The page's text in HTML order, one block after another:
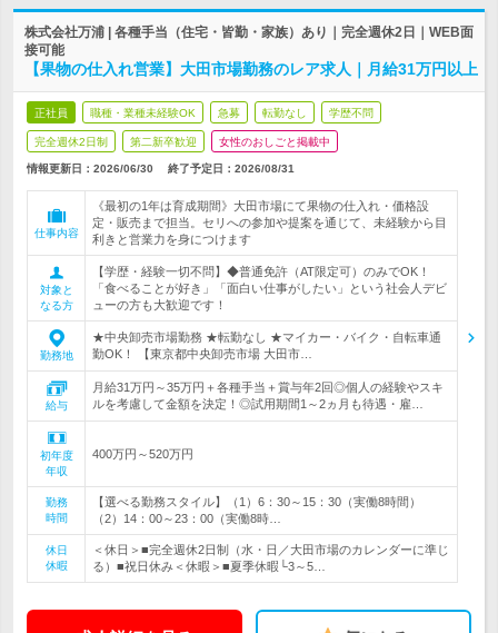
株式会社万浦 | 各種手当（住宅・皆勤・家族）あり｜完全週休2日｜WEB面
接可能
【果物の仕入れ営業】大田市場勤務のレア求人｜月給31万円以上
正社員 職種・業種未経験OK 急募 転勤なし 学歴不問
完全週休2日制 第二新卒歓迎 女性のおしごと掲載中
情報更新日：2026/06/30 終了予定日： 2026/08/31
仕事内容
《最初の1年は育成期間》大田市場にて果物の仕入れ・価格設
定・販売まで担当。セリへの参加や提案を通じて、未経験から目
利きと営業力を身につけます
対象と
なる方
【学歴・経験一切不問】◆普通免許（AT限定可）のみでOK！
「食べることが好き」「面白い仕事がしたい」という社会人デビ
ューの方も大歓迎です！
勤務地
★中央卸売市場勤務 ★転勤なし ★マイカー・バイク・自転車通
勤OK！ 【東京都中央卸売市場 大田市…
給与
月給31万円～35万円＋各種手当＋賞与年2回◎個人の経験やスキ
ルを考慮して金額を決定！◎試用期間1～2ヵ月も待遇・雇…
初年度
年収
400万円～520万円
勤務
時間
【選べる勤務スタイル】（1）6：30～15：30（実働8時間）
（2）14：00～23：00（実働8時…
休日
休暇
＜休日＞■完全週休2日制（水・日／大田市場のカレンダーに準じ
る）■祝日休み＜休暇＞■夏季休暇└3～5…